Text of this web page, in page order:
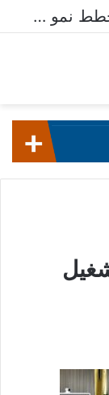
إي اف چي فاينانس تستعرض خطط نمو «بلد» لتعزيز حضورها في سوق تحويلات المصريين بالخارج